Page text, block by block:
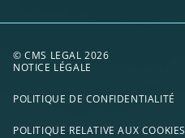
© CMS LEGAL 2026
NOTICE LÉGALE
POLITIQUE DE CONFIDENTIALITÉ
POLITIQUE RELATIVE AUX COOKIES